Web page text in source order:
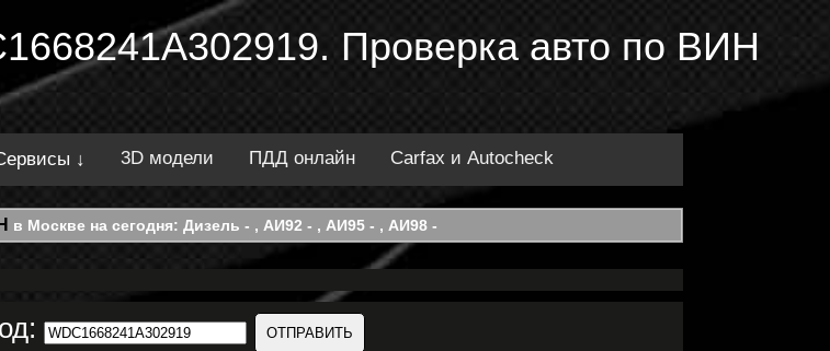
Проверка авто по ВИН
↓ 3D модели ПДД онлайн Carfax и Autocheck
в Москве на сегодня: Дизель - , АИ92 - , АИ95 - , АИ98 -